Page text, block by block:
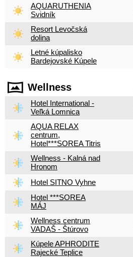
AQUARUTHENIA
Svidník
Resort Levočská
dolina
Letné kúpalisko
Bardejovské Kúpele
Wellness
Hotel International -
Veľká Lomnica
AQUA RELAX
centrum,
Hotel***SOREA Titris
Wellness - Kalná nad
Hronom
Hotel SITNO Vyhne
Hotel ***SOREA
MÁJ
Wellness centrum
VADAŠ - Štúrovo
Kúpele APHRODITE
Rajecké Teplice